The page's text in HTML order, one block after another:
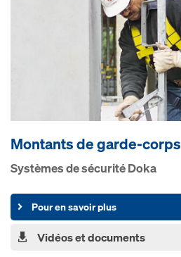
Mon­tants de garde-corps
Sys­tèm­es de sé­c­u­ri­té Doka
Pour en savoir plus
Vidéos et documents